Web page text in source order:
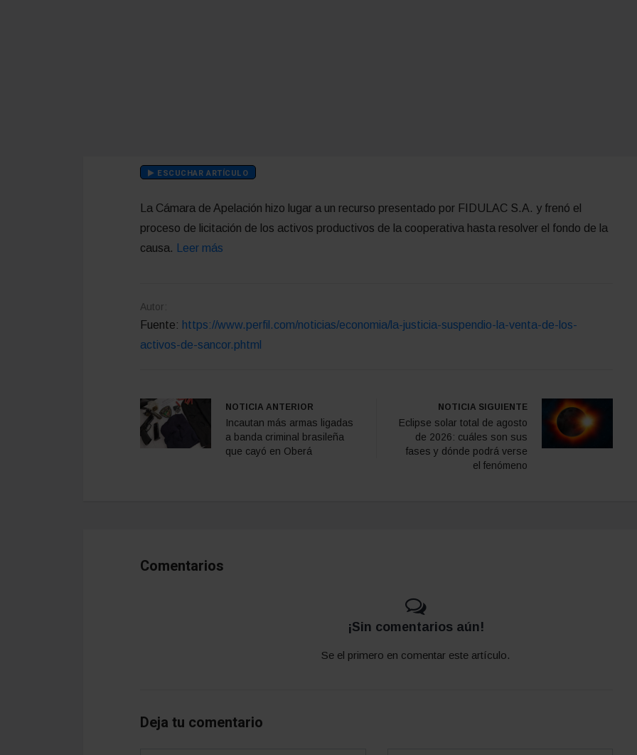
ESCUCHAR ARTÍCULO
La Cámara de Apelación hizo lugar a un recurso presentado por FIDULAC S.A. y frenó el
proceso de licitación de los activos productivos de la cooperativa hasta resolver el fondo de la
causa.
Leer más
Autor:
Fuente: https://www.perfil.com/noticias/economia/la-justicia-suspendio-la-venta-de-los-
activos-de-sancor.phtml
NOTICIA ANTERIOR
Incautan más armas ligadas
a banda criminal brasileña
que cayó en Oberá
NOTICIA SIGUIENTE
Eclipse solar total de agosto
de 2026: cuáles son sus
fases y dónde podrá verse
el fenómeno
Comentarios
¡Sin comentarios aún!
Se el primero en comentar este artículo.
Deja tu comentario